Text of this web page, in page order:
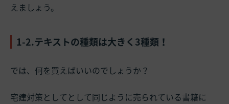
えましょう。
1-2.テキストの種類は大きく3種類！
では、何を買えばいいのでしょうか？
宅建対策としてとして同じように売られている書籍に